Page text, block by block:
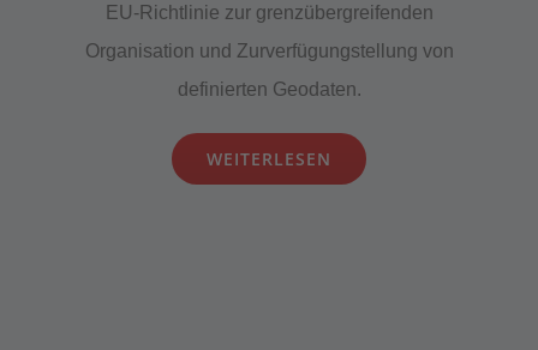
EU-Richtlinie zur grenzübergreifenden
Organisation und Zurverfügungstellung von
definierten Geodaten.
WEITERLESEN